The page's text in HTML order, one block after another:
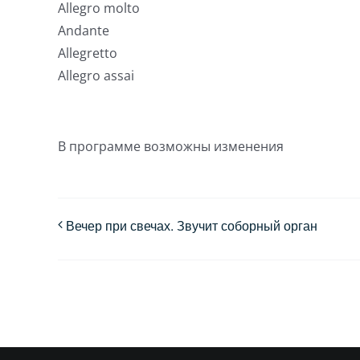
Allegro molto
Andante
Allegretto
Allegro assai
В программе возможны изменения
Вечер при свечах. Звучит соборный орган